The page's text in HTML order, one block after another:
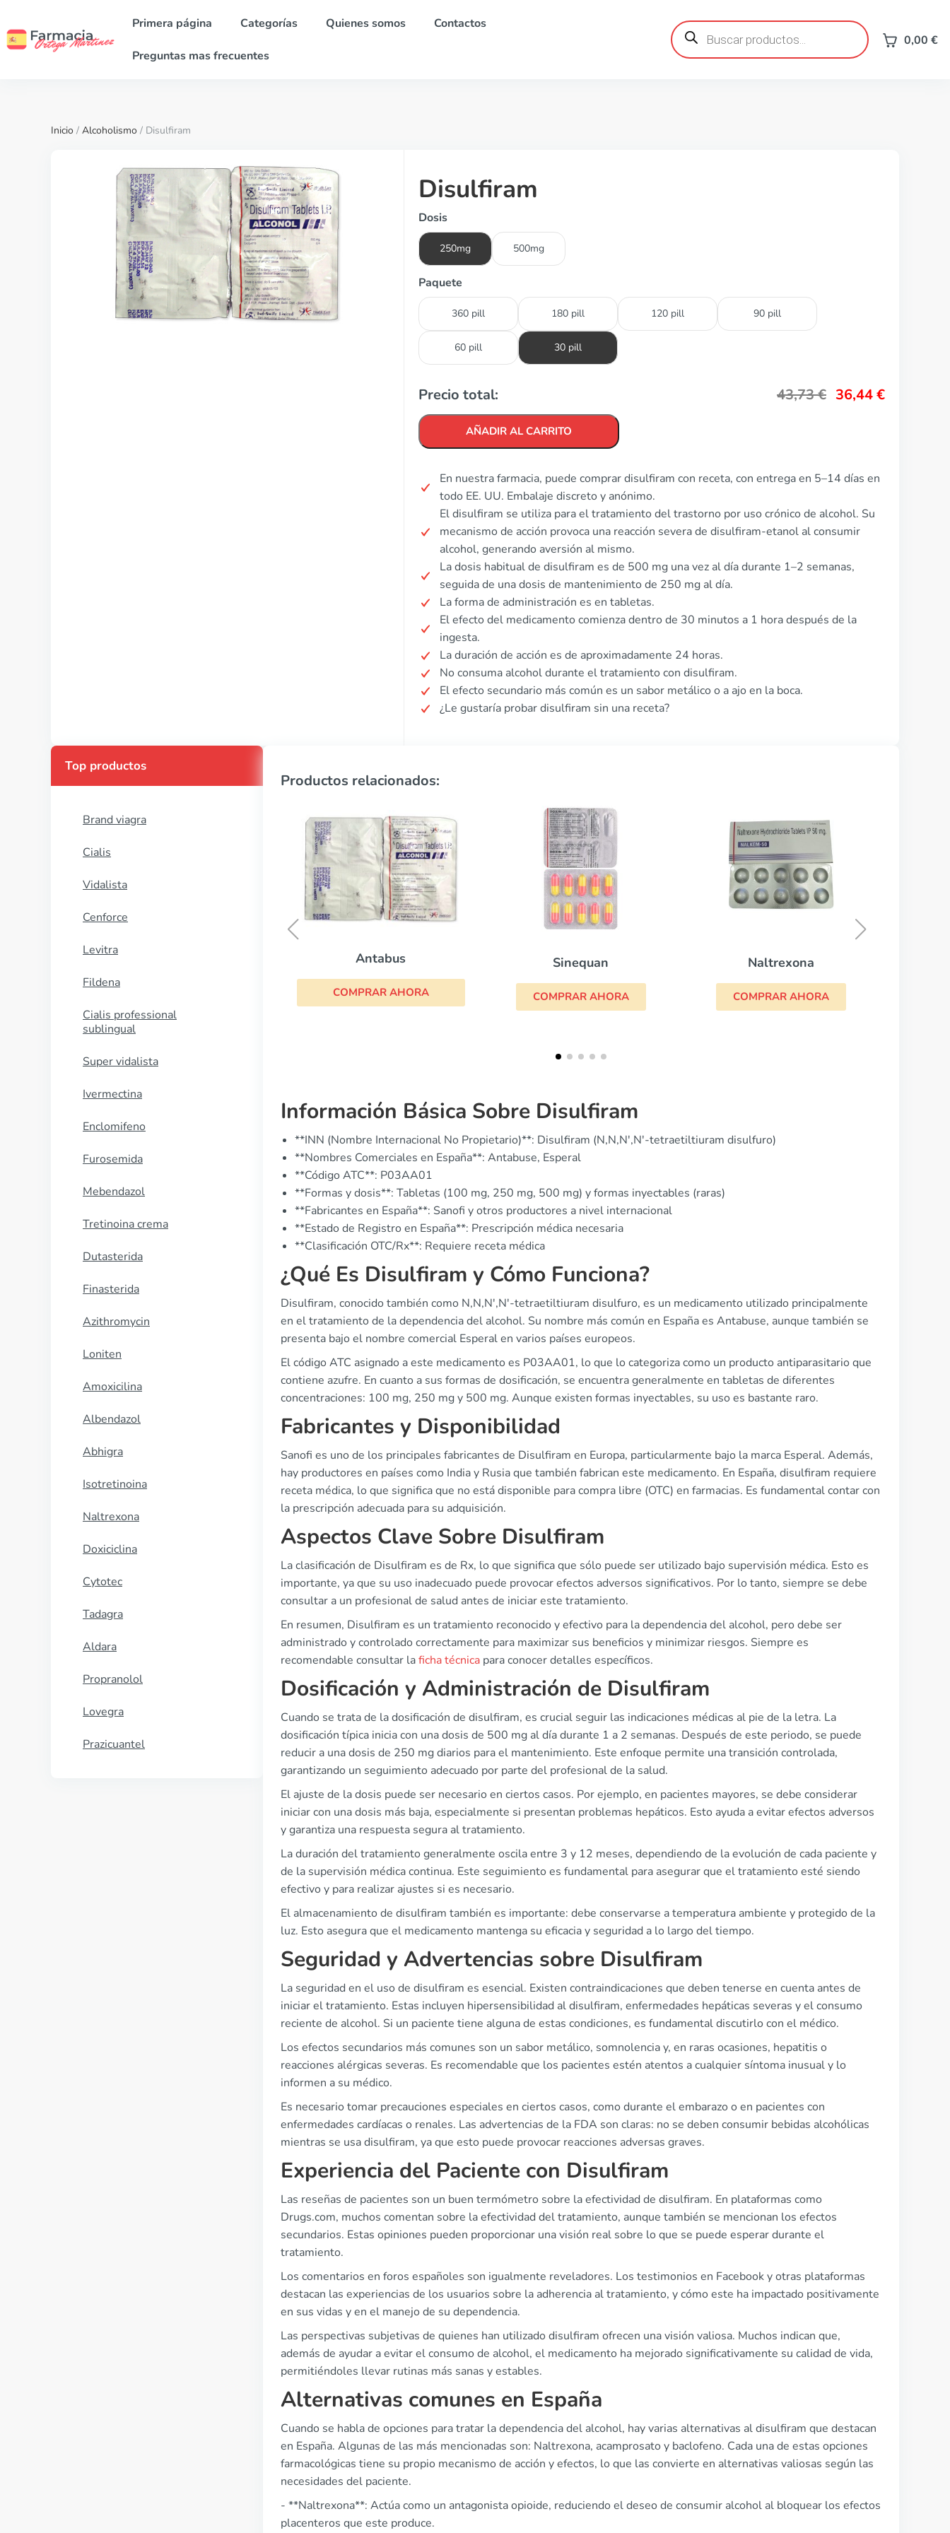
Primera página Categorías Quienes somos Contactos
Preguntas mas frecuentes
Búsqueda
de
productos 0,00 €
Inicio / Alcoholismo / Disulfiram
Disulfiram
Dosis
250mg 500mg
Paquete
360 pill 180 pill 120 pill 90 pill
60 pill 30 pill
Precio total: 43,73€ 36,44€
AÑADIR AL CARRITO
En nuestra farmacia, puede comprar disulfiram con receta, con entrega en 5–14 días en
todo EE. UU. Embalaje discreto y anónimo.
El disulfiram se utiliza para el tratamiento del trastorno por uso crónico de alcohol. Su
mecanismo de acción provoca una reacción severa de disulfiram-etanol al consumir
alcohol, generando aversión al mismo.
La dosis habitual de disulfiram es de 500 mg una vez al día durante 1–2 semanas,
seguida de una dosis de mantenimiento de 250 mg al día.
La forma de administración es en tabletas.
El efecto del medicamento comienza dentro de 30 minutos a 1 hora después de la
ingesta.
La duración de acción es de aproximadamente 24 horas.
No consuma alcohol durante el tratamiento con disulfiram.
El efecto secundario más común es un sabor metálico o a ajo en la boca.
¿Le gustaría probar disulfiram sin una receta?
Top productos
Brand viagra
Cialis
Vidalista
Cenforce
Levitra
Fildena
Cialis professional
sublingual
Super vidalista
Ivermectina
Enclomifeno
Furosemida
Mebendazol
Tretinoina crema
Dutasterida
Finasterida
Azithromycin
Loniten
Amoxicilina
Albendazol
Abhigra
Isotretinoina
Naltrexona
Doxiciclina
Cytotec
Tadagra
Aldara
Propranolol
Lovegra
Prazicuantel
Productos relacionados:
Sinequan
COMPRAR AHORA
Naltrexona
COMPRAR AHORA
Campral
Información Básica Sobre Disulfiram
**INN (Nombre Internacional No Propietario)**: Disulfiram (N,N,N',N'-tetraetiltiuram disulfuro)
**Nombres Comerciales en España**: Antabuse, Esperal
**Código ATC**: P03AA01
**Formas y dosis**: Tabletas (100 mg, 250 mg, 500 mg) y formas inyectables (raras)
**Fabricantes en España**: Sanofi y otros productores a nivel internacional
**Estado de Registro en España**: Prescripción médica necesaria
**Clasificación OTC/Rx**: Requiere receta médica
¿Qué Es Disulfiram y Cómo Funciona?
Disulfiram, conocido también como N,N,N',N'-tetraetiltiuram disulfuro, es un medicamento utilizado principalmente
en el tratamiento de la dependencia del alcohol. Su nombre más común en España es Antabuse, aunque también se
presenta bajo el nombre comercial Esperal en varios países europeos.
El código ATC asignado a este medicamento es P03AA01, lo que lo categoriza como un producto antiparasitario que
contiene azufre. En cuanto a sus formas de dosificación, se encuentra generalmente en tabletas de diferentes
concentraciones: 100 mg, 250 mg y 500 mg. Aunque existen formas inyectables, su uso es bastante raro.
Fabricantes y Disponibilidad
Sanofi es uno de los principales fabricantes de Disulfiram en Europa, particularmente bajo la marca Esperal. Además,
hay productores en países como India y Rusia que también fabrican este medicamento. En España, disulfiram requiere
receta médica, lo que significa que no está disponible para compra libre (OTC) en farmacias. Es fundamental contar con
la prescripción adecuada para su adquisición.
Aspectos Clave Sobre Disulfiram
La clasificación de Disulfiram es de Rx, lo que significa que sólo puede ser utilizado bajo supervisión médica. Esto es
importante, ya que su uso inadecuado puede provocar efectos adversos significativos. Por lo tanto, siempre se debe
consultar a un profesional de salud antes de iniciar este tratamiento.
En resumen, Disulfiram es un tratamiento reconocido y efectivo para la dependencia del alcohol, pero debe ser
administrado y controlado correctamente para maximizar sus beneficios y minimizar riesgos. Siempre es
recomendable consultar laficha técnica para conocer detalles específicos.
Dosificación y Administración de Disulfiram
Cuando se trata de la dosificación de disulfiram, es crucial seguir las indicaciones médicas al pie de la letra. La
dosificación típica inicia con una dosis de 500 mg al día durante 1 a 2 semanas. Después de este periodo, se puede
reducir a una dosis de 250 mg diarios para el mantenimiento. Este enfoque permite una transición controlada,
garantizando un seguimiento adecuado por parte del profesional de la salud.
El ajuste de la dosis puede ser necesario en ciertos casos. Por ejemplo, en pacientes mayores, se debe considerar
iniciar con una dosis más baja, especialmente si presentan problemas hepáticos. Esto ayuda a evitar efectos adversos
y garantiza una respuesta segura al tratamiento.
La duración del tratamiento generalmente oscila entre 3 y 12 meses, dependiendo de la evolución de cada paciente y
de la supervisión médica continua. Este seguimiento es fundamental para asegurar que el tratamiento esté siendo
efectivo y para realizar ajustes si es necesario.
El almacenamiento de disulfiram también es importante: debe conservarse a temperatura ambiente y protegido de la
luz. Esto asegura que el medicamento mantenga su eficacia y seguridad a lo largo del tiempo.
Seguridad y Advertencias sobre Disulfiram
La seguridad en el uso de disulfiram es esencial. Existen contraindicaciones que deben tenerse en cuenta antes de
iniciar el tratamiento. Estas incluyen hipersensibilidad al disulfiram, enfermedades hepáticas severas y el consumo
reciente de alcohol. Si un paciente tiene alguna de estas condiciones, es fundamental discutirlo con el médico.
Los efectos secundarios más comunes son un sabor metálico, somnolencia y, en raras ocasiones, hepatitis o
reacciones alérgicas severas. Es recomendable que los pacientes estén atentos a cualquier síntoma inusual y lo
informen a su médico.
Es necesario tomar precauciones especiales en ciertos casos, como durante el embarazo o en pacientes con
enfermedades cardíacas o renales. Las advertencias de la FDA son claras: no se deben consumir bebidas alcohólicas
mientras se usa disulfiram, ya que esto puede provocar reacciones adversas graves.
Experiencia del Paciente con Disulfiram
Las reseñas de pacientes son un buen termómetro sobre la efectividad de disulfiram. En plataformas como
Drugs.com, muchos comentan sobre la efectividad del tratamiento, aunque también se mencionan los efectos
secundarios. Estas opiniones pueden proporcionar una visión real sobre lo que se puede esperar durante el
tratamiento.
Los comentarios en foros españoles son igualmente reveladores. Los testimonios en Facebook y otras plataformas
destacan las experiencias de los usuarios sobre la adherencia al tratamiento, y cómo este ha impactado positivamente
en sus vidas y en el manejo de su dependencia.
Las perspectivas subjetivas de quienes han utilizado disulfiram ofrecen una visión valiosa. Muchos indican que,
además de ayudar a evitar el consumo de alcohol, el medicamento ha mejorado significativamente su calidad de vida,
permitiéndoles llevar rutinas más sanas y estables.
Alternativas comunes en España
Cuando se habla de opciones para tratar la dependencia del alcohol, hay varias alternativas al disulfiram que destacan
en España. Algunas de las más mencionadas son: Naltrexona, acamprosato y baclofeno. Cada una de estas opciones
farmacológicas tiene su propio mecanismo de acción y efectos, lo que las convierte en alternativas valiosas según las
necesidades del paciente.
- **Naltrexona**: Actúa como un antagonista opioide, reduciendo el deseo de consumir alcohol al bloquear los efectos
placenteros que este produce.